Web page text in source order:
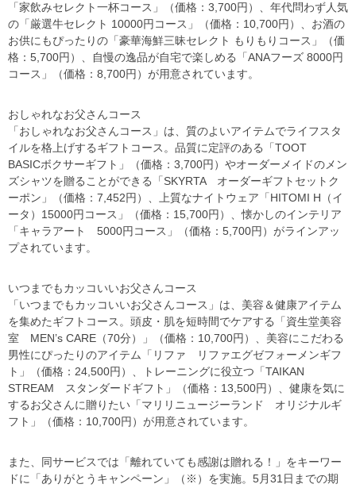
「家飲みセレクト一杯コース」（価格：3,700円）、年代問わず人気
の「厳選牛セレクト 10000円コース」（価格：10,700円）、お酒の
お供にもぴったりの「豪華海鮮三昧セレクト もりもりコース」（価
格：5,700円）、自慢の逸品が自宅で楽しめる「ANAフーズ 8000円
コース」（価格：8,700円）が用意されています。
おしゃれなお父さんコース
「おしゃれなお父さんコース」は、質のよいアイテムでライフスタ
イルを格上げするギフトコース。品質に定評のある「TOOT
BASICボクサーギフト」（価格：3,700円）やオーダーメイドのメン
ズシャツを贈ることができる「SKYRTA オーダーギフトセットク
ーポン」（価格：7,452円）、上質なナイトウェア「HITOMI H（イ
ータ）15000円コース」（価格：15,700円）、懐かしのインテリア
「キャラアート 5000円コース」（価格：5,700円）がラインアッ
プされています。
いつまでもカッコいいお父さんコース
「いつまでもカッコいいお父さんコース」は、美容＆健康アイテム
を集めたギフトコース。頭皮・肌を短時間でケアする「資生堂美容
室 MEN’s CARE（70分）」（価格：10,700円）、美容にこだわる
男性にぴったりのアイテム「リファ リファエグゼフォーメンギフ
ト」（価格：24,500円）、トレーニングに役立つ「TAIKAN
STREAM スタンダードギフト」（価格：13,500円）、健康を気に
するお父さんに贈りたい「マリリニュージーランド オリジナルギ
フト」（価格：10,700円）が用意されています。
また、同サービスでは「離れていても感謝は贈れる！」をキーワー
ドに「ありがとうキャンペーン」（※）を実施。5月31日までの期